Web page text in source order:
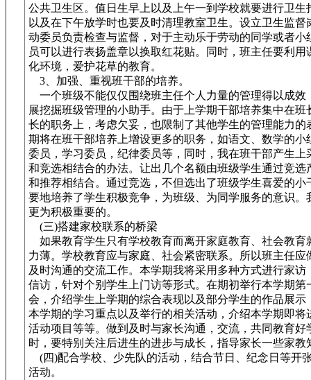
公共卫生区。值日生早上以及上午一到学校就要进行卫生
以及在下午放学时也要及时清理教室卫生。设立卫生监督
动委员负责检查与监督，对于主动乐于劳动的同学或者小
员可以进行表扬盖章以换取红花贴。同时，班主任要利用
化环境，爱护花草的教育。
3、加强、重视班干部的培养。
一个班级不能仅仅围绕班主任个人力量的管理得以成效
展挖掘班级管理的小助手。由于上学期干部培养集中在班
长的职务上，考虑欠妥，也限制了其他学生的管理能力的
期将在班干部培养上增设更多的职务，如语文、数学的小
委员，学习委员，纪律委员等，同时，我在班干部产生上
和竞选相结合的办法。让出几个名额由班级学生通过竞选
和推荐相结合。通过竞选，不但选出了班级学生喜爱的小
要地培养了学生积极竞争，为班级、为同学服务的意识。
更为积极重要的。
(三)搭建家校联系的桥梁
如果教育学生只有学校教育而离开家庭教育、社会教育
力薄。学校教育应与家庭、社会紧密联系。所以班主任应
及时沟通的交流工作。本学期我将采用多种方式进行家访
信访，针对个别学生上门访等形式。在期初举行本学期第
会，介绍学生上学期的综合表现以及部分学生的作品展示
本学期的学习重点以及举行的相关活动，介绍本学期即将
活动项目等等。做到及时与家长沟通，交流，共同教育好
时，要特别关注后进生的进步与成长，指导家长一些家教
(四)配合学校、少先队的活动，结合节日、纪念日等开
活动。